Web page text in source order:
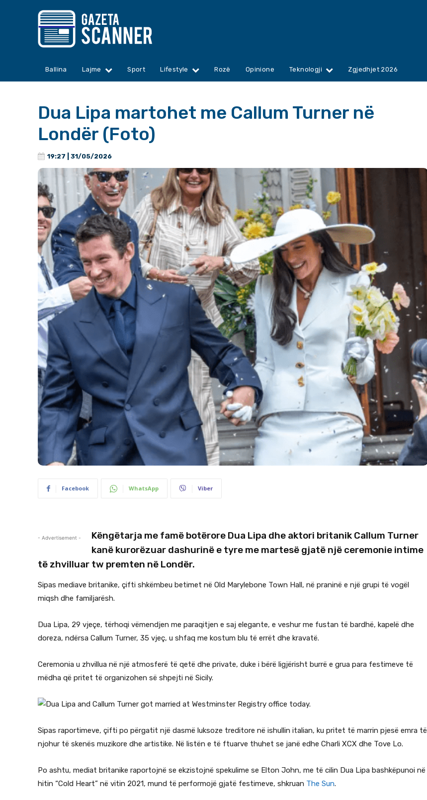
Ballina Lajme Sport Lifestyle Rozë Opinione Teknologji Zgjedhjet 2026
Dua Lipa martohet me Callum Turner në
Londër (Foto)
19:27 | 31/05/2026
Facebook WhatsApp Viber
- Advertisement -
Këngëtarja me famë botërore Dua Lipa dhe aktori britanik Callum Turner
kanë kurorëzuar dashurinë e tyre me martesë gjatë një ceremonie intime
të zhvilluar tw premten në Londër.
Sipas mediave britanike, çifti shkëmbeu betimet në Old Marylebone Town Hall, në praninë e një grupi të vogël
miqsh dhe familjarësh.
Dua Lipa, 29 vjeçe, tërhoqi vëmendjen me paraqitjen e saj elegante, e veshur me fustan të bardhë, kapelë dhe
doreza, ndërsa Callum Turner, 35 vjeç, u shfaq me kostum blu të errët dhe kravatë.
Ceremonia u zhvillua në një atmosferë të qetë dhe private, duke i bërë ligjërisht burrë e grua para festimeve të
mëdha që pritet të organizohen së shpejti në Sicily.
Sipas raportimeve, çifti po përgatit një dasmë luksoze treditore në ishullin italian, ku pritet të marrin pjesë emra të
njohur të skenës muzikore dhe artistike. Në listën e të ftuarve thuhet se janë edhe Charli XCX dhe Tove Lo.
Po ashtu, mediat britanike raportojnë se ekzistojnë spekulime se Elton John, me të cilin Dua Lipa bashkëpunoi në
hitin “Cold Heart” në vitin 2021, mund të performojë gjatë festimeve, shkruan The Sun.